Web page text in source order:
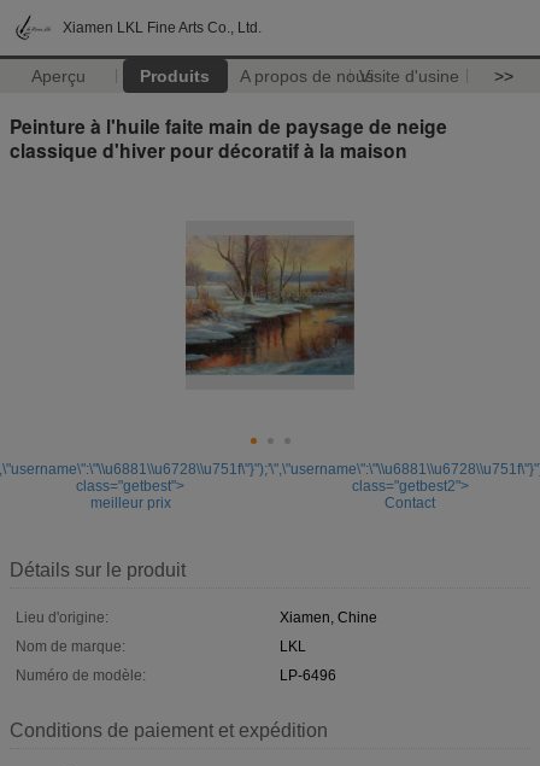
Xiamen LKL Fine Arts Co., Ltd.
Aperçu Produits A propos de nousVisite d'usine >>
Peinture à l'huile faite main de paysage de neige
classique d'hiver pour décoratif à la maison
class="getbest">
meilleur prix
class="getbest2">
Contact
Détails sur le produit
Lieu d'origine:
Xiamen, Chine
Nom de marque:
LKL
Numéro de modèle:
LP-6496
Conditions de paiement et expédition